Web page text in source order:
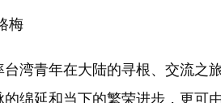
梅
青年在大陆的寻根、交流之旅
绵延和当下的繁荣进步，更可